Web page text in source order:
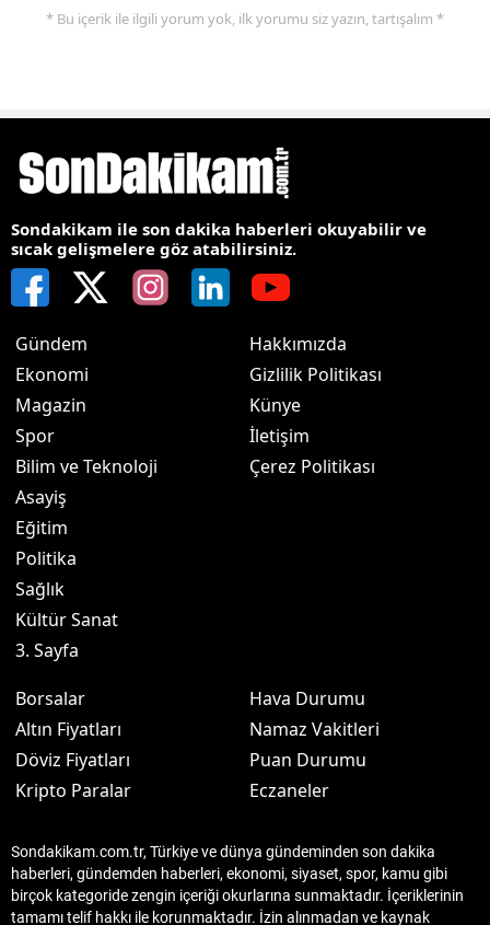
* Bu içerik ile ilgili yorum yok, ilk yorumu siz yazın, tartışalım *
Sondakikam ile son dakika haberleri okuyabilir ve
sıcak gelişmelere göz atabilirsiniz.
Gündem
Ekonomi
Magazin
Spor
Bilim ve Teknoloji
Asayiş
Eğitim
Politika
Sağlık
Kültür Sanat
3. Sayfa
Hakkımızda
Gizlilik Politikası
Künye
İletişim
Çerez Politikası
Borsalar
Altın Fiyatları
Döviz Fiyatları
Kripto Paralar
Hava Durumu
Namaz Vakitleri
Puan Durumu
Eczaneler
Sondakikam.com.tr, Türkiye ve dünya gündeminden son dakika
haberleri, gündemden haberleri, ekonomi, siyaset, spor, kamu gibi
birçok kategoride zengin içeriği okurlarına sunmaktadır. İçeriklerinin
tamamı telif hakkı ile korunmaktadır. İzin alınmadan ve kaynak